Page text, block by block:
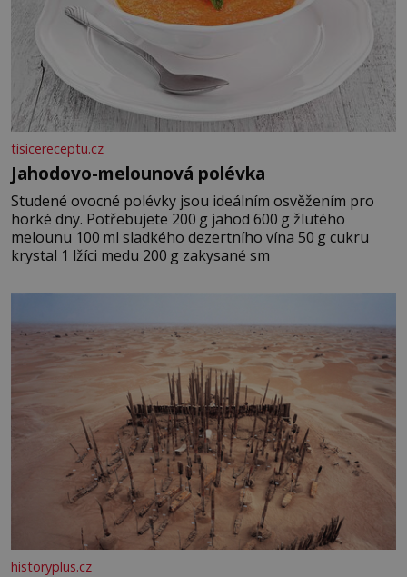
tisicereceptu.cz
Jahodovo-melounová polévka
Studené ovocné polévky jsou ideálním osvěžením pro
horké dny. Potřebujete 200 g jahod 600 g žlutého
melounu 100 ml sladkého dezertního vína 50 g cukru
krystal 1 lžíci medu 200 g zakysané sm
historyplus.cz